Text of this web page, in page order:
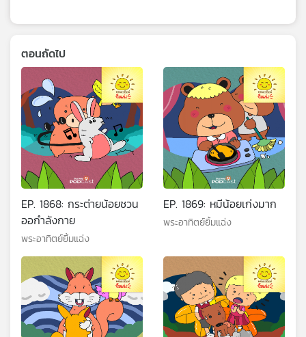
ตอนถัดไป
EP. 1868: กระต่ายน้อยชวน
ออกำลังกาย
พระอาทิตย์ยิ้มแฉ่ง
EP. 1869: หมีน้อยเก่งมาก
พระอาทิตย์ยิ้มแฉ่ง